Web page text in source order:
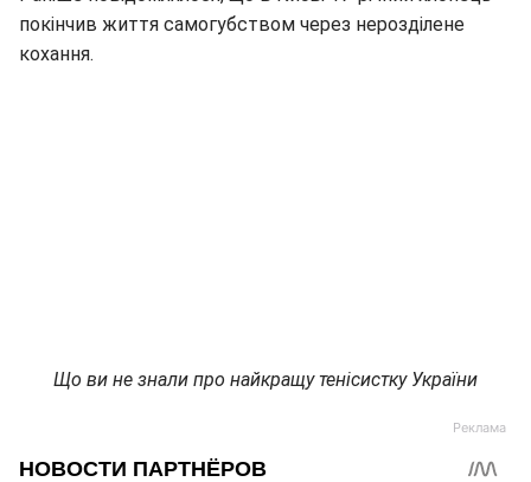
покінчив життя самогубством через нерозділене
кохання.
Що ви не знали про найкращу тенісистку України